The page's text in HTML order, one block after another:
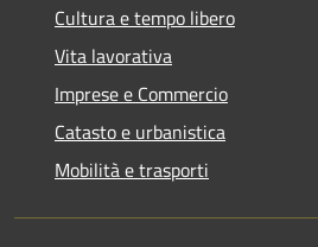
Cultura e tempo libero
Vita lavorativa
Imprese e Commercio
Catasto e urbanistica
Mobilità e trasporti